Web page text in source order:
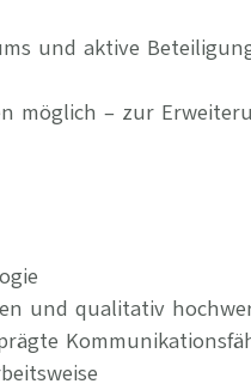
und aktive
möglich – zur
und qualitativ